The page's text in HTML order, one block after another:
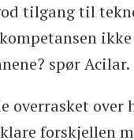
tilgang til
spør Acilar.
overrasket over
forskjellen